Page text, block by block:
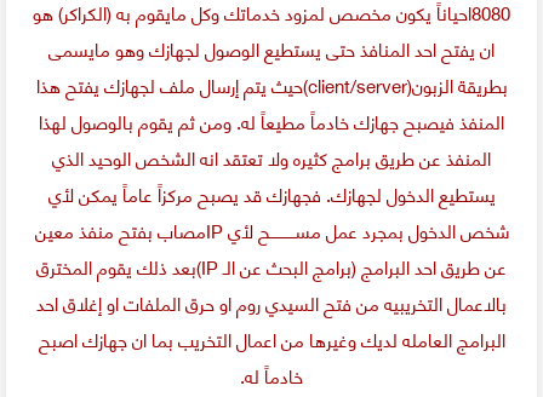
8080احياناً يكون مخصص لمزود خدماتك وكل مايقوم به (الكراكر) هو
ان يفتح احد المنافذ حتى يستطيع الوصول لجهازك وهو مايسمى
بطريقة الزبون(client/server)حيث يتم إرسال ملف لجهازك يفتح هذا
المنفذ فيصبح جهازك خادماً مطيعاً له. ومن ثم يقوم بالوصول لهذا
المنفذ عن طريق برامج كثيره ولا تعتقد انه الشخص الوحيد الذي
يستطيع الدخول لجهازك. فجهازك قد يصبح مركزاً عاماً يمكن لأي
شخص الدخول بمجرد عمل مســــــــــح لأي IPمصاب بفتح منفذ معين
عن طريق احد البرامج (برامج البحث عن الـ IP)بعد ذلك يقوم المخترق
بالاعمال التخريبيه من فتح السيدي روم او حرق الملفات او إغلاق احد
البرامج العامله لديك وغيرها من اعمال التخريب بما ان جهازك اصبح
خادماً له.